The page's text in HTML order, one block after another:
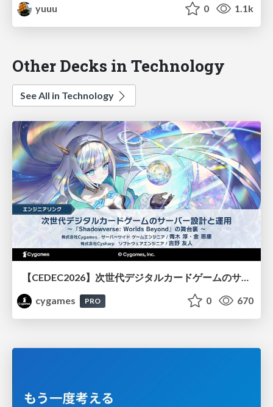
yuuu
0 1.1k
Other Decks in Technology
See All in Technology
cygames
PRO 0 670